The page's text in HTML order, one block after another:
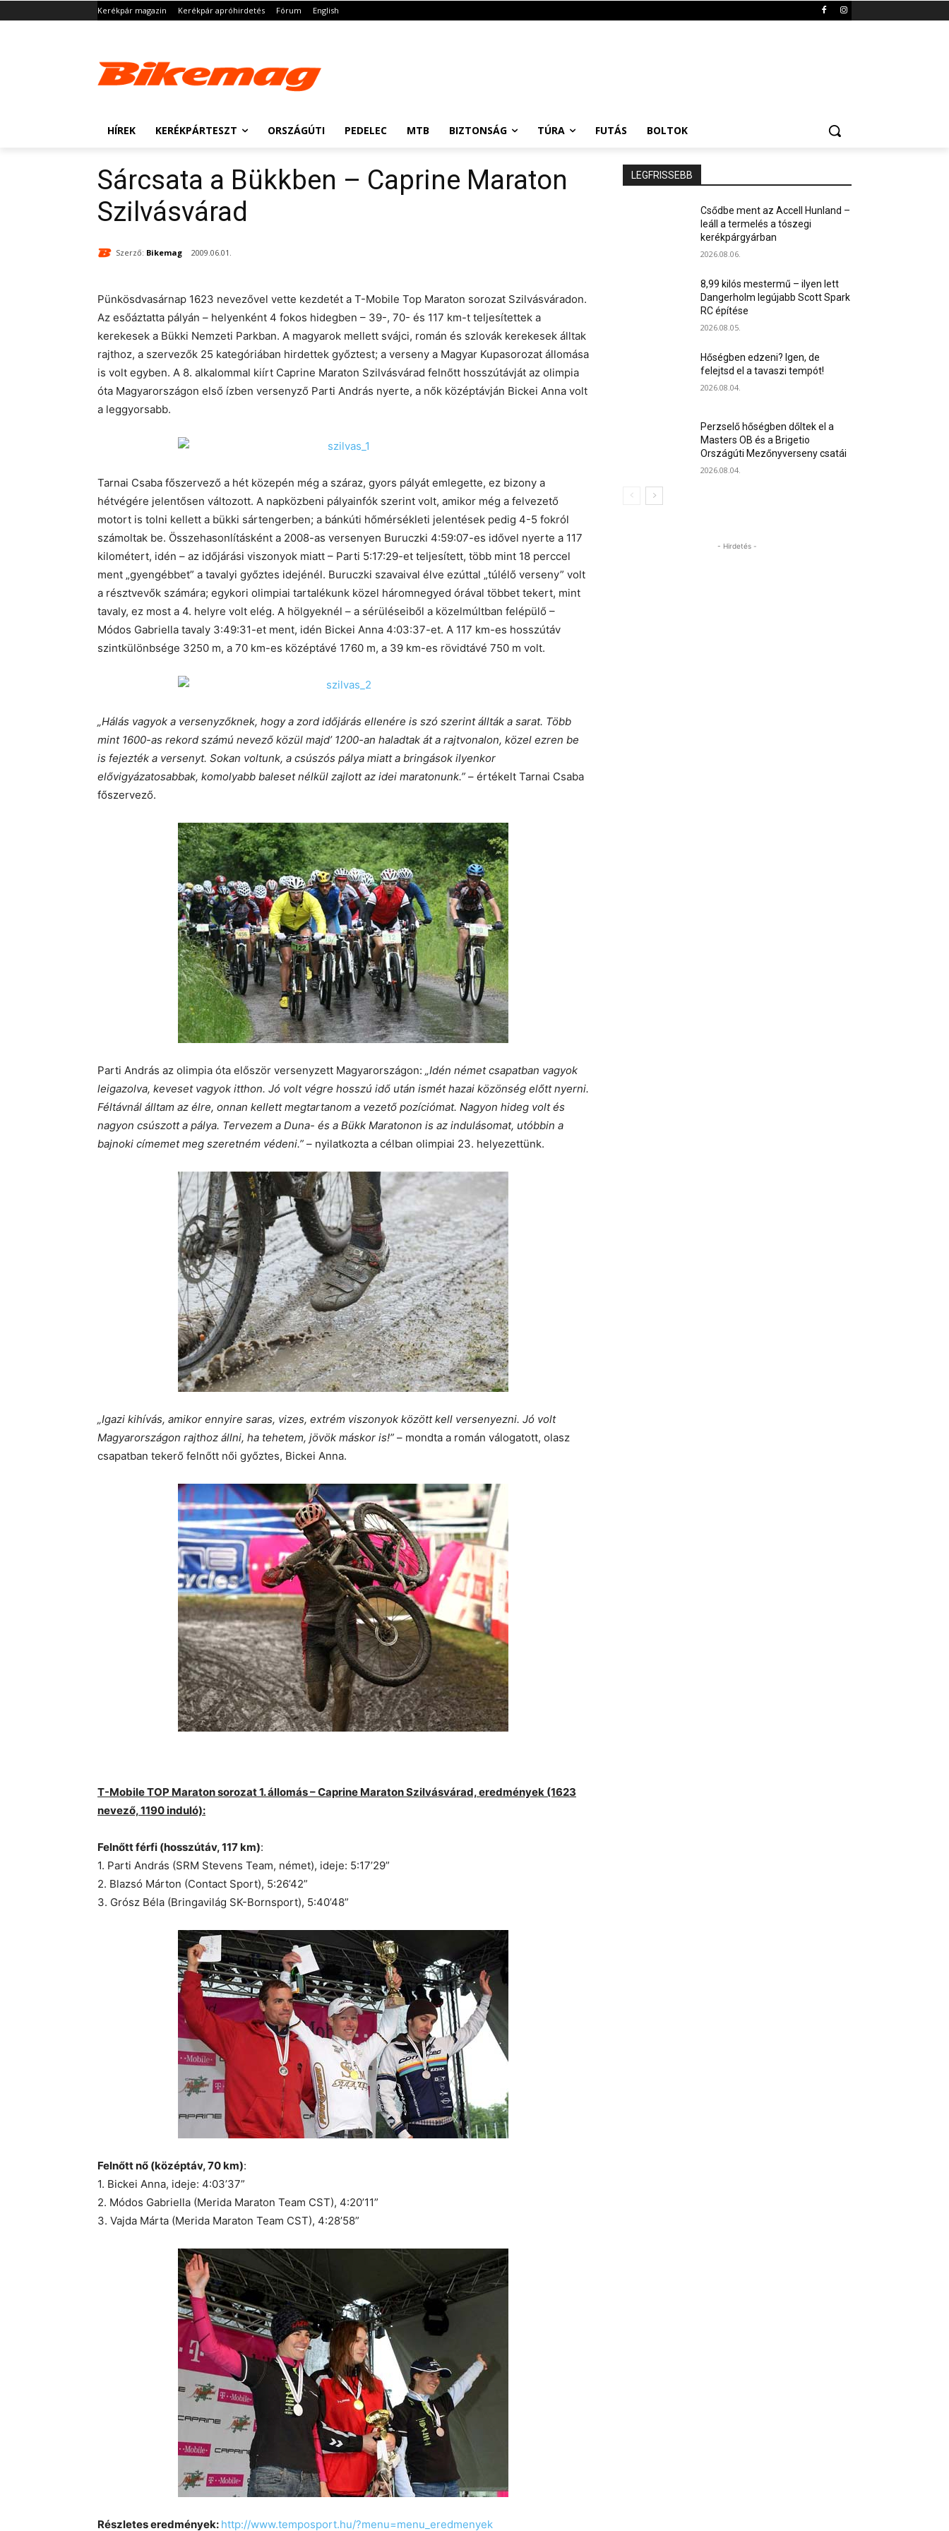
Kerékpár magazin Kerékpár apróhirdetés Fórum English
HÍREK KERÉKPÁRTESZT ORSZÁGÚTI PEDELEC MTB BIZTONSÁG TÚRA FUTÁS BOLTOK
Sárcsata a Bükkben – Caprine Maraton
Szilvásvárad
Szerző: Bikemag 2009.06.01.
Pünkösdvasárnap 1623 nevezővel vette kezdetét a T-Mobile Top Maraton sorozat Szilvásváradon.
Az esőáztatta pályán – helyenként 4 fokos hidegben – 39-, 70- és 117 km-t teljesítettek a
kerekesek a Bükki Nemzeti Parkban. A magyarok mellett svájci, román és szlovák kerekesek álltak
rajthoz, a szervezők 25 kategóriában hirdettek győztest; a verseny a Magyar Kupasorozat állomása
is volt egyben. A 8. alkalommal kiírt Caprine Maraton Szilvásvárad felnőtt hosszútávját az olimpia
óta Magyarországon első ízben versenyző Parti András nyerte, a nők középtávján Bickei Anna volt
a leggyorsabb.
Tarnai Csaba főszervező a hét közepén még a száraz, gyors pályát emlegette, ez bizony a
hétvégére jelentősen változott. A napközbeni pályainfók szerint volt, amikor még a felvezető
motort is tolni kellett a bükki sártengerben; a bánkúti hőmérsékleti jelentések pedig 4-5 fokról
számoltak be. Összehasonlításként a 2008-as versenyen Buruczki 4:59:07-es idővel nyerte a 117
kilométert, idén – az időjárási viszonyok miatt – Parti 5:17:29-et teljesített, több mint 18 perccel
ment „gyengébbet” a tavalyi győztes idejénél. Buruczki szavaival élve ezúttal „túlélő verseny” volt
a résztvevők számára; egykori olimpiai tartalékunk közel háromnegyed órával többet tekert, mint
tavaly, ez most a 4. helyre volt elég. A hölgyeknél – a sérüléseiből a közelmúltban felépülő –
Módos Gabriella tavaly 3:49:31-et ment, idén Bickei Anna 4:03:37-et. A 117 km-es hosszútáv
szintkülönbsége 3250 m, a 70 km-es középtávé 1760 m, a 39 km-es rövidtávé 750 m volt.
„Hálás vagyok a versenyzőknek, hogy a zord időjárás ellenére is szó szerint állták a sarat. Több
mint 1600-as rekord számú nevező közül majd’ 1200-an haladtak át a rajtvonalon, közel ezren be
is fejezték a versenyt. Sokan voltunk, a csúszós pálya miatt a bringások ilyenkor
elővigyázatosabbak, komolyabb baleset nélkül zajlott az idei maratonunk.” – értékelt Tarnai Csaba
főszervező.
Parti András az olimpia óta először versenyzett Magyarországon: „Idén német csapatban vagyok
leigazolva, keveset vagyok itthon. Jó volt végre hosszú idő után ismét hazai közönség előtt nyerni.
Féltávnál álltam az élre, onnan kellett megtartanom a vezető pozíciómat. Nagyon hideg volt és
nagyon csúszott a pálya. Tervezem a Duna- és a Bükk Maratonon is az indulásomat, utóbbin a
bajnoki címemet meg szeretném védeni.” – nyilatkozta a célban olimpiai 23. helyezettünk.
„Igazi kihívás, amikor ennyire saras, vizes, extrém viszonyok között kell versenyezni. Jó volt
Magyarországon rajthoz állni, ha tehetem, jövök máskor is!” – mondta a román válogatott, olasz
csapatban tekerő felnőtt női győztes, Bickei Anna.
T-Mobile TOP Maraton sorozat 1. állomás – Caprine Maraton Szilvásvárad, eredmények (1623
nevező, 1190 induló):
Felnőtt férfi (hosszútáv, 117 km):
1. Parti András (SRM Stevens Team, német), ideje: 5:17’29”
2. Blazsó Márton (Contact Sport), 5:26’42”
3. Grósz Béla (Bringavilág SK-Bornsport), 5:40’48”
Felnőtt nő (középtáv, 70 km):
1. Bickei Anna, ideje: 4:03’37”
2. Módos Gabriella (Merida Maraton Team CST), 4:20’11”
3. Vajda Márta (Merida Maraton Team CST), 4:28’58”
Részletes eredmények: http://www.temposport.hu/?menu=menu_eredmenyek
LEGFRISSEBB
Csődbe ment az Accell Hunland –
leáll a termelés a tószegi
kerékpárgyárban
2026.08.06.
8,99 kilós mestermű – ilyen lett
Dangerholm legújabb Scott Spark
RC építése
2026.08.05.
Hőségben edzeni? Igen, de
felejtsd el a tavaszi tempót!
2026.08.04.
Perzselő hőségben dőltek el a
Masters OB és a Brigetio
Országúti Mezőnyverseny csatái
2026.08.04.
- Hirdetés -